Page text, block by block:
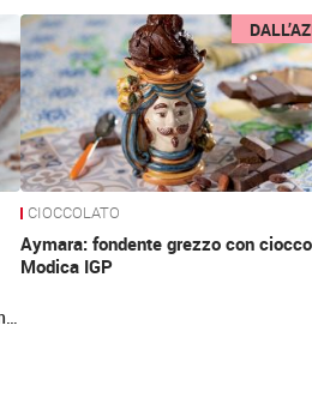
CIOCCOLATO
Aymara: fondente grezzo con
Modica IGP